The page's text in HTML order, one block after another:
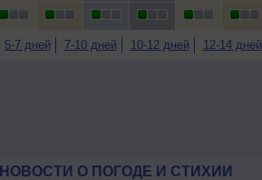
5-7 дней 7-10 дней 10-12 дней 12-14 дней
НОВОСТИ О ПОГОДЕ И СТИХИИ